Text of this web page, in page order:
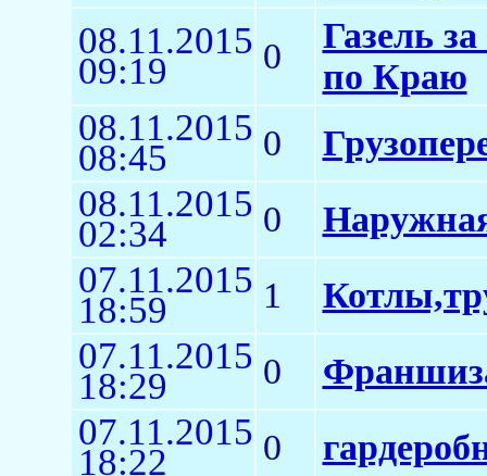
08.11.2015
09:19 0
Газель
по Краю
08.11.2015
08:45 0
08.11.2015
02:34 0
07.11.2015
18:59 1
07.11.2015
18:29 0
07.11.2015
18:22 0